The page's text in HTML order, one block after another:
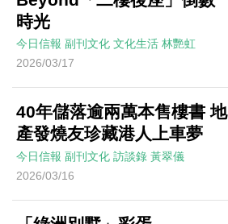
時光
今日信報 副刊文化 文化生活 林艷虹
2026/03/17
40年儲落逾兩萬本售樓書 地
產發燒友珍藏港人上車夢
今日信報 副刊文化 訪談錄 黃翠儀
2026/03/16